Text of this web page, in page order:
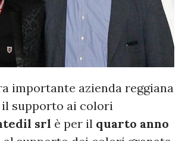
importante azienda reggiana
supporto ai colori
srl è per il quarto anno